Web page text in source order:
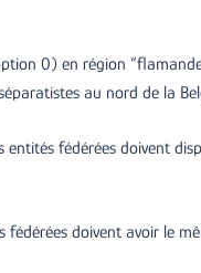
0) en région
au nord de la
entités fédérées doivent
fédérées doivent avoir le